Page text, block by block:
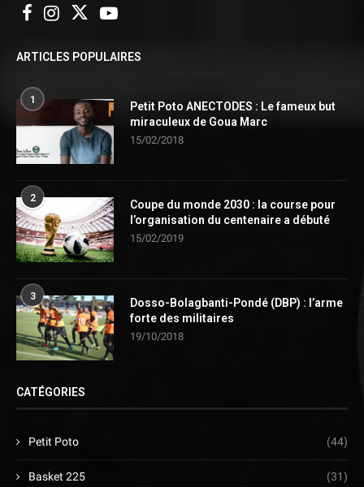
ARTICLES POPULAIRES
1
Petit Poto ANECTODES : Le fameux but
miraculeux de Goua Marc
15/02/2018
2
Coupe du monde 2030 : la course pour
l’organisation du centenaire a débuté
15/02/2019
3
Dosso-Bolagbanti-Pondé (DBP) : l’arme
forte des militaires
19/10/2018
CATÉGORIES
Petit Poto (44)
Basket 225 (31)